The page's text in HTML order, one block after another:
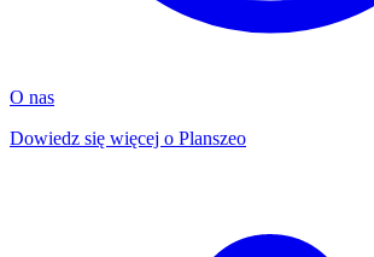
O nas
Dowiedz się więcej o Planszeo